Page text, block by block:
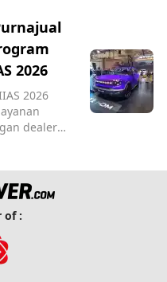
2026
2026
dealer
of :